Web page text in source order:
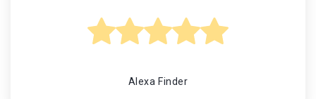
Alexa Finder